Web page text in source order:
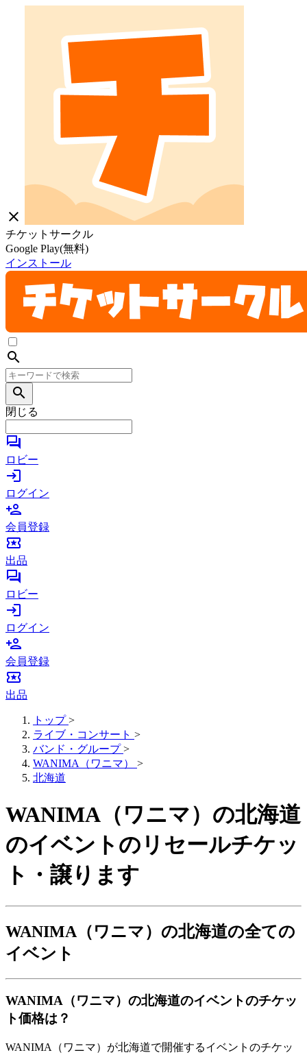
close
チケットサークル
Google Play(無料)
インストール
search
search
閉じる
forum
ロビー
login
ログイン
person_add
会員登録
local_activity
出品
forum
ロビー
login
ログイン
person_add
会員登録
local_activity
出品
トップ >
ライブ・コンサート >
バンド・グループ >
WANIMA（ワニマ）
>
北海道
WANIMA（ワニマ）の北海道
のイベントのリセールチケッ
ト・譲ります
WANIMA（ワニマ）の北海道の全ての
イベント
WANIMA（ワニマ）の北海道のイベントのチケッ
ト価格は？
WANIMA（ワニマ）が北海道で開催するイベントのチケッ